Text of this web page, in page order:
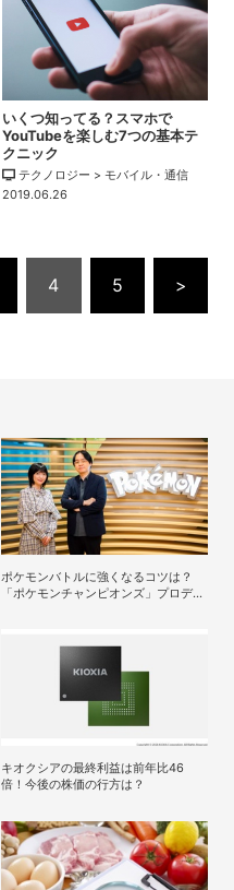
いくつ知ってる？スマホで
YouTubeを楽しむ7つの基本テ
クニック
テクノロジー > モバイル・通信
2019.06.26
4 5 >
ポケモンバトルに強くなるコツは？
「ポケモンチャンピオンズ」プロデュ
キオクシアの最終利益は前年比46
倍！今後の株価の行方は？